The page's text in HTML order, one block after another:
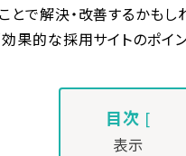
で解決・改善するかもし
果的な採用サイトのポイ
目次 [
表示